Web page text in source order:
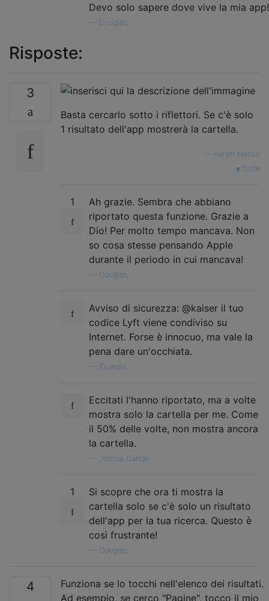
Devo solo sapere dove vive la mia app!
Douglas,
Risposte:
3
Basta cercarlo sotto i riflettori. Se c'è solo
1 risultato dell'app mostrerà la cartella.
Kaiser Nance
fonte
1
Ah grazie. Sembra che abbiano
riportato questa funzione. Grazie a
Dio! Per molto tempo mancava. Non
so cosa stesse pensando Apple
durante il periodo in cui mancava!
Douglas,
Avviso di sicurezza: @kaiser il tuo
codice Lyft viene condiviso su
Internet. Forse è innocuo, ma vale la
pena dare un'occhiata.
Ricardo,
Eccitati l'hanno riportato, ma a volte
mostra solo la cartella per me. Come
il 50% delle volte, non mostra ancora
la cartella.
Joshua Dance
1
Si scopre che ora ti mostra la
cartella solo se c'è solo un risultato
dell'app per la tua ricerca. Questo è
così frustrante!
Douglas,
4
Funziona se lo tocchi nell'elenco dei risultati.
Ad esempio, se cerco "Pagine", tocco il mio